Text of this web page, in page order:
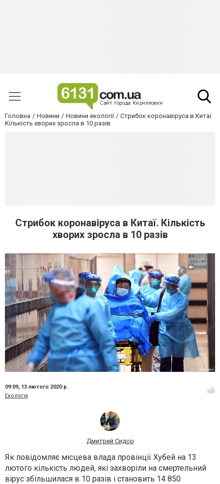
Головна Новини Новини екології
Стрибок коронавіруса в Китаї.
Кількість хворих зросла в 10 разів
Стрибок коронавіруса в Китаї. Кількість
хворих зросла в 10 разів
09:09, 13 лютого 2020 р.
Екологія
Дмитрий Сидор
Як повідомляє місцева влада провінції Хубей на 13
лютого кількість людей, які захворіли на смертельний
вірус збільшилася в 10 разів і становить 14 850